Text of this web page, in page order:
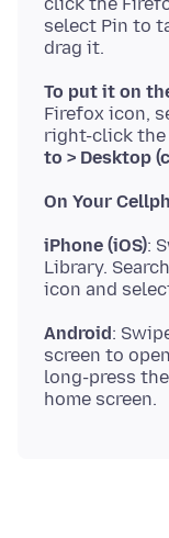
select Pin to
To put it on
Firefox icon,
right-click the
to > Desktop
On Your
iPhone (iOS):
Library.
Android :
screen to
long-press